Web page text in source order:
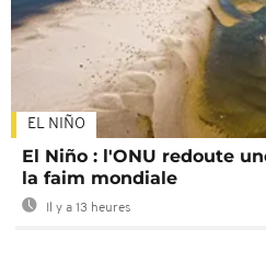
EL NIÑO
El Niño : l'ONU redoute
la faim mondiale
Il y a 13 heures